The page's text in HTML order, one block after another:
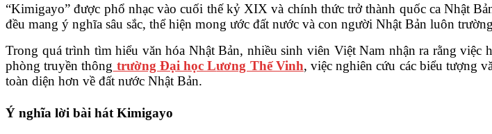
“Kimigayo” được phổ nhạc vào cuối thế kỷ XIX và chính thức trở thành quốc ca Nhật
đều mang ý nghĩa sâu sắc, thể hiện mong ước đất nước và con người Nhật Bản luôn
Trong quá trình tìm hiểu văn hóa Nhật Bản, nhiều sinh viên Việt Nam nhận ra rằng
phòng truyền thông trường Đại học Lương Thế Vinh, việc nghiên cứu các biểu tượng
toàn diện hơn về đất nước Nhật Bản.
Ý nghĩa lời bài hát Kimigayo